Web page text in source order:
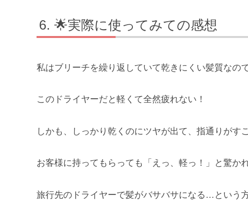
🌟実際に使ってみての感想
私はブリーチを繰り返していて乾きにくい髪質なので
このドライヤーだと軽くて全然疲れない！
しかも、しっかり乾くのにツヤが出て、指通りがす
お客様に持ってもらっても「えっ、軽っ！」と驚か
旅行先のドライヤーで髪がバサバサになる…という方